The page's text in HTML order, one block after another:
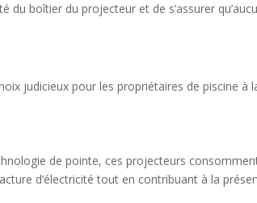
boîtier du projecteur et de s’assurer
judicieux pour les propriétaires de piscine à
de pointe, ces projecteurs
d’électricité tout en contribuant à la